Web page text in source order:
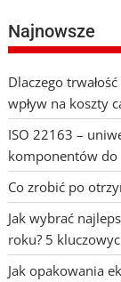
Najnowsze
Dlaczego
wpływ na koszty
ISO 22163 –
komponentów
Co zrobić po
Jak wybrać
roku? 5
Jak opakowania